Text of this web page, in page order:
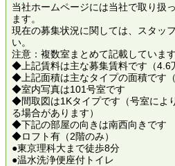
当社ホームページには当社で取り扱
ます。
現在の募集状況に関しては、スタッ
い。
注意：複数室まとめて記載しています
◆上記賃料は主な募集賃料です（4.6
◆上記面積は主なタイプの面積です
◆室内写真は101号室です
◆間取図は1Kタイプです（号室によ
る場合があります）
◆下記の部屋の向きは南西向きです
◆ロフト有（2階のみ）
●東京理科大まで徒歩8分
●温水洗浄便座付トイレ